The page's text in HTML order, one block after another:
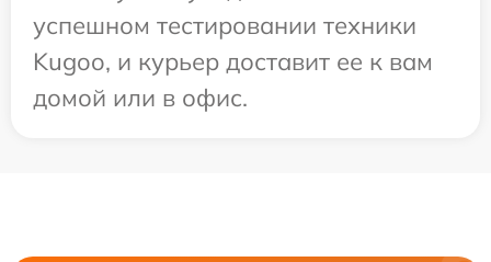
успешном тестировании техники
Kugoo, и курьер доставит ее к вам
домой или в офис.